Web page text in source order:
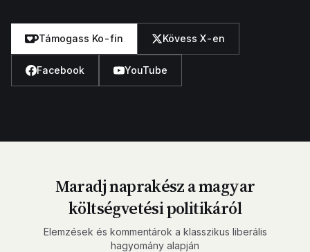
Támogass Ko-fin Kövess X-en
Facebook YouTube
Maradj naprakész a magyar
költségvetési politikáról
Elemzések és kommentárok a klasszikus liberális
hagyomány alapján